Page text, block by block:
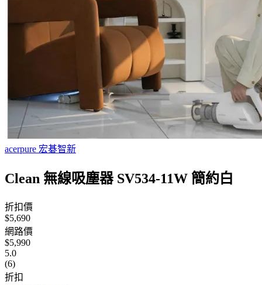
acerpure 宏碁智新
Clean 無線吸塵器 SV534-11W 簡約白
折扣價
$5,690
網路價
$5,990
5.0
(6)
折扣